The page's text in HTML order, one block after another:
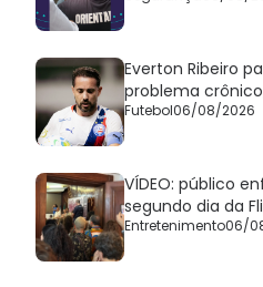
Everton Ribeiro
problema
Futebol06/08/2026
VÍDEO: público
segundo dia da
Entretenimento06/